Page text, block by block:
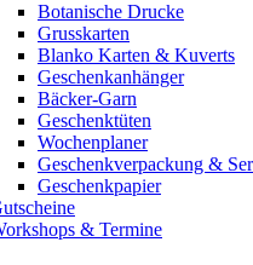
Botanische Drucke
Grusskarten
Blanko Karten & Kuverts
Geschenkanhänger
Bäcker-Garn
Geschenktüten
Wochenplaner
Geschenkverpackung &
Geschenkpapier
& Termine